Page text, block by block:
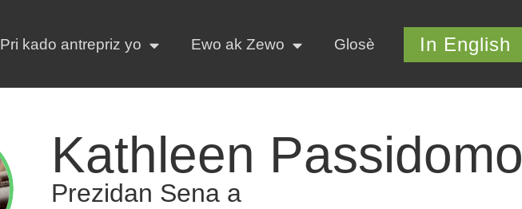
Pri kado antrepriz yo Ewo ak Zewo Glosè In English
Kathleen Passidomo
Prezidan Sena a